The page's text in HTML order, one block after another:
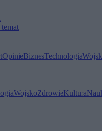
temat
OpinieBiznesTechnologia
WojskoZdrowieKultura